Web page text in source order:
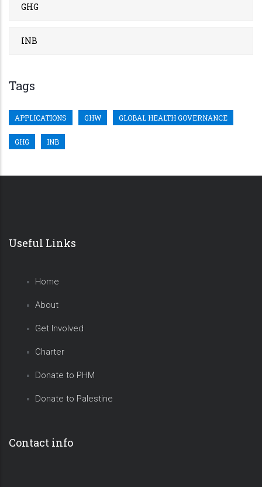
GHG
INB
Tags
APPLICATIONS GHW GLOBAL HEALTH GOVERNANCE
GHG INB
Useful Links
Home
About
Get Involved
Charter
Donate to PHM
Donate to Palestine
Contact info